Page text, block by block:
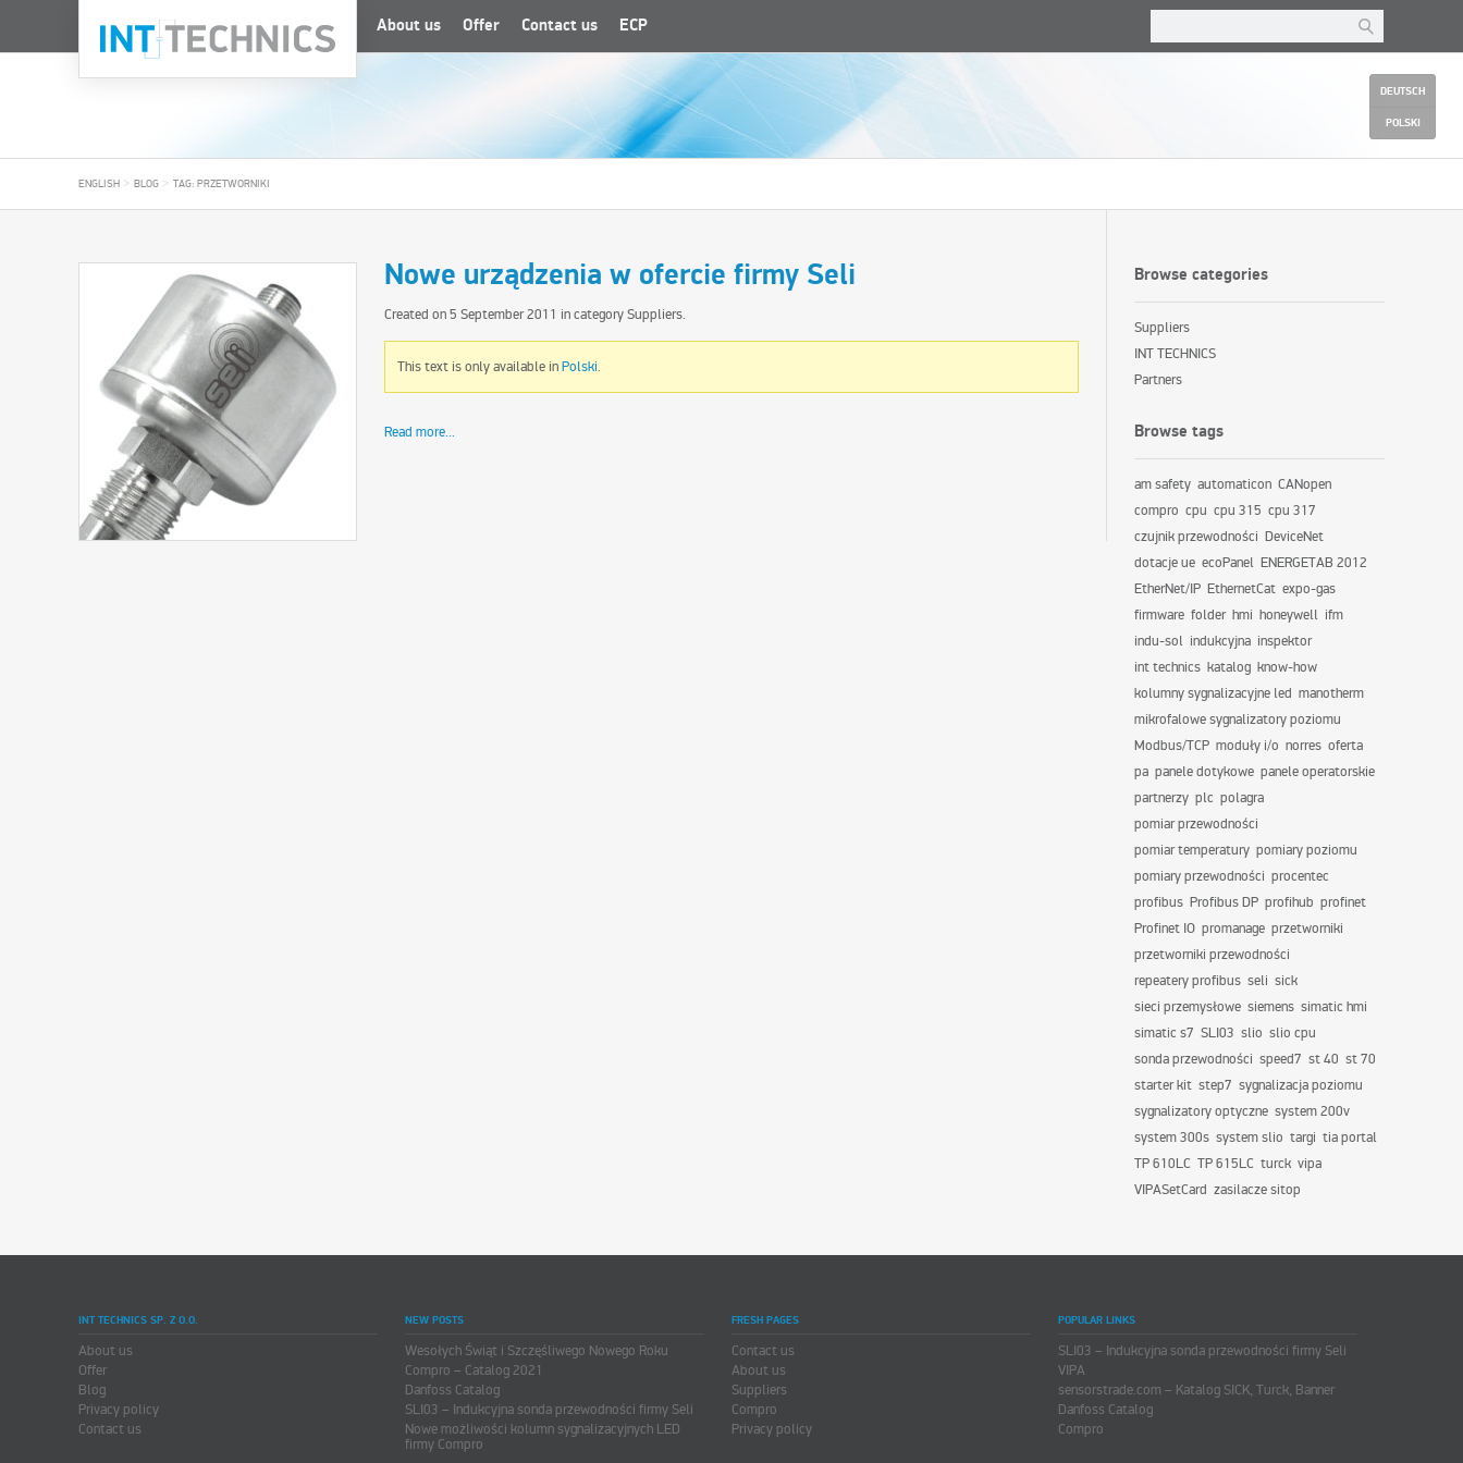
About us Offer Contact us ECP
ENGLISH > BLOG > TAG: PRZETWORNIKI
Nowe urządzenia w ofercie firmy Seli
Created on5 September 2011 in categorySuppliers.
This text is only available inPolski.
Read more...
Browse categories
Suppliers
INT TECHNICS
Partners
Browse tags
am safety automaticon CANopen
compro cpu cpu 315 cpu 317
czujnik przewodności DeviceNet
dotacje ue ecoPanel ENERGETAB 2012
EtherNet/IP EthernetCat expo-gas
firmware folder hmi honeywell ifm
indu-sol indukcyjna inspektor
int technics katalog know-how
kolumny sygnalizacyjne led manotherm
mikrofalowe sygnalizatory poziomu
Modbus/TCP moduły i/o norres oferta
pa panele dotykowe panele operatorskie
partnerzy plc polagra
pomiar przewodności
pomiar temperatury pomiary poziomu
pomiary przewodności procentec
profibus Profibus DP profihub profinet
Profinet IO promanage przetworniki
przetworniki przewodności
repeatery profibus seli sick
sieci przemysłowe siemens simatic hmi
simatic s7 SLI03 slio slio cpu
sonda przewodności speed7 st 40 st 70
starter kit step7 sygnalizacja poziomu
sygnalizatory optyczne system 200v
system 300s system slio targi tia portal
TP 610LC TP 615LC turck vipa
VIPASetCard zasilacze sitop
INT TECHNICS SP. Z O.O.
About us
Offer
Blog
Privacy policy
Contact us
NEW POSTS
Wesołych Świąt i Szczęśliwego Nowego Roku
Compro – Catalog 2021
Danfoss Catalog
SLI03 – Indukcyjna sonda przewodności firmy Seli
Nowe możliwości kolumn sygnalizacyjnych LED
firmy Compro
FRESH PAGES
Contact us
About us
Suppliers
Compro
Privacy policy
POPULAR LINKS
SLI03 – Indukcyjna sonda przewodności firmy Seli
VIPA
sensorstrade.com – Katalog SICK, Turck, Banner
Danfoss Catalog
Compro
DEUTSCH
POLSKI